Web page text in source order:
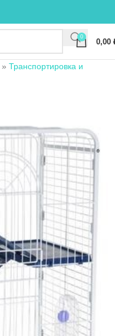
0
0,00
» Транспортировка и